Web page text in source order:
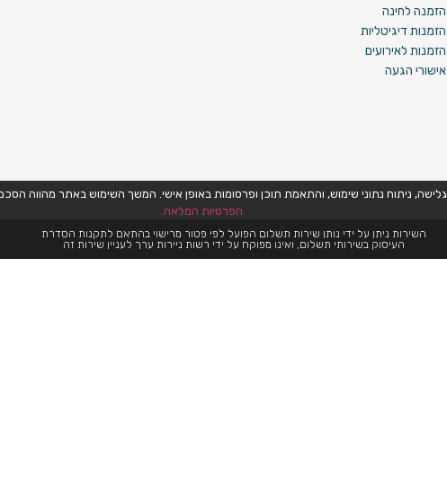
הזמנה לחינה
הזמנות דיגיטליות
הזמנות לאירועים
אישורי הגעה
הפרטיות המלאה.
השירות ניתן על ידי נותן שירות תשלום הפועל לפי פטור מרישוי בהתאם לתקנות הסדרת
העיסוק בשירותי תשלום, ואינו מפוקח על ידי רשות ניירות ערך לעניין שירות זה